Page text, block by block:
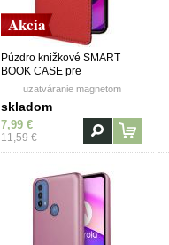
Akcia
Púzdro knižkové SMART
BOOK CASE pre
MOTOROLA MOTO
E30/E40/E20s - červené
uzatváranie magnetom
skladom
7,99 €
11,59 €